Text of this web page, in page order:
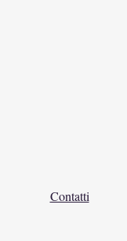
Contatti